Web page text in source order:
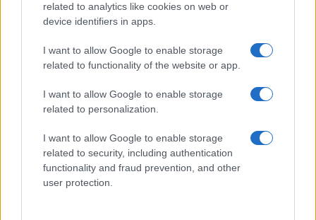
related to analytics like cookies on web or
device identifiers in apps.
I want to allow Google to enable storage
related to functionality of the website or app.
I want to allow Google to enable storage
related to personalization.
I want to allow Google to enable storage
related to security, including authentication
functionality and fraud prevention, and other
user protection.